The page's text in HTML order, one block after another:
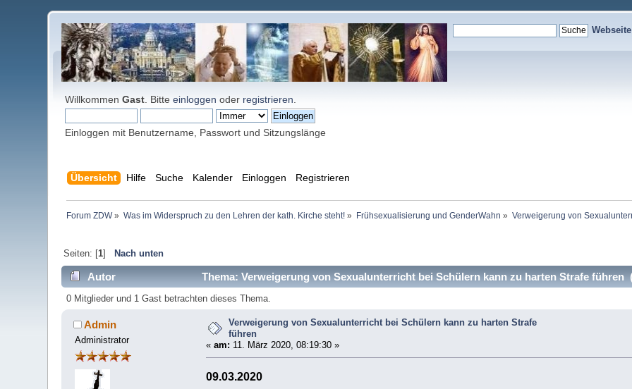
WillkommenGast . Bitteeinloggen oder registrieren
Einloggen mit Benutzername, Passwort und Sitzungslänge
Übersicht Hilfe Suche Kalender Einloggen Registrieren
Forum ZDW» Was im Widerspruch zu den Lehren der kath. Kirche steht!» Frühsexualisierung und GenderWahn » Verweigerung von
Seiten: [1] Nach unten
Autor Thema: Verweigerung von Sexualunterricht bei Schülern kann zu harten Strafe führen
0 Mitglieder und 1 Gast betrachten dieses Thema.
Admin
Administrator
Verweigerung von Sexualunterricht bei Schülern kann zu harten Strafe
führen
« am: 11. März 2020, 08:19:30 »
09.03.2020